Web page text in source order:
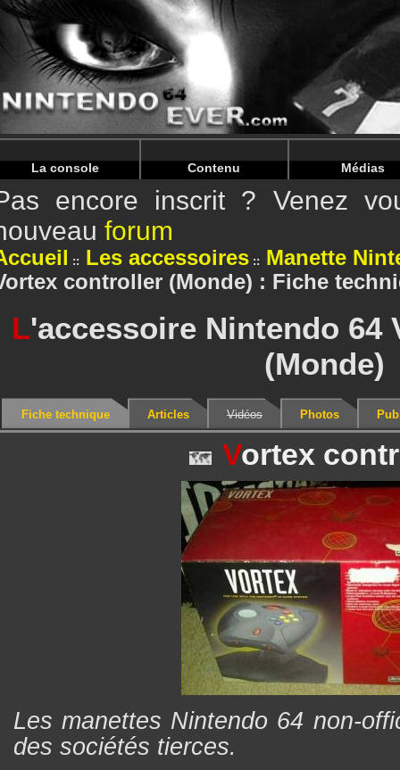
Warning: Undefined array key "HTTP_REFERER" in /
Warning: Undefined array key "HTTP_REFERER" in /
La console Contenu Médias
encore inscrit ? Venez
forum
Les accessoires
Manette
controller (Monde) : Fiche
L'accessoire Nintendo 64
(Monde)
Fiche technique Articles Vidéos Photos
Vortex
Les manettes Nintendo 64 non-
des sociétés tierces.